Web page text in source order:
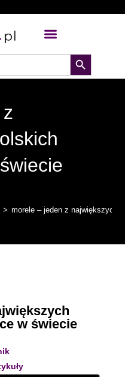
search button
> morele – jeden z największych
w świecie